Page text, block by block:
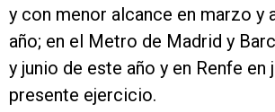
y con menor alcance en marzo y
año; en el Metro de Madrid y
y junio de este año y en Renfe en
presente ejercicio.